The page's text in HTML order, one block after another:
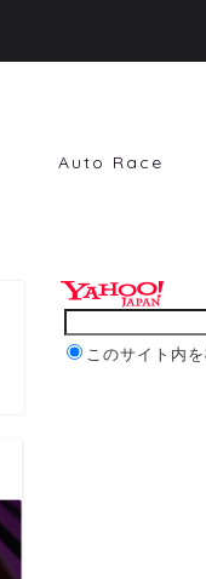
Auto Race
このサイト内